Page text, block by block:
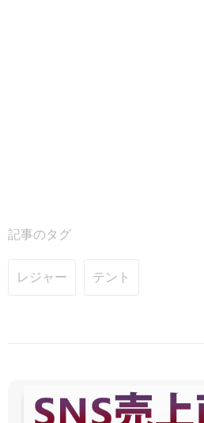
記事のタグ
レジャー テント